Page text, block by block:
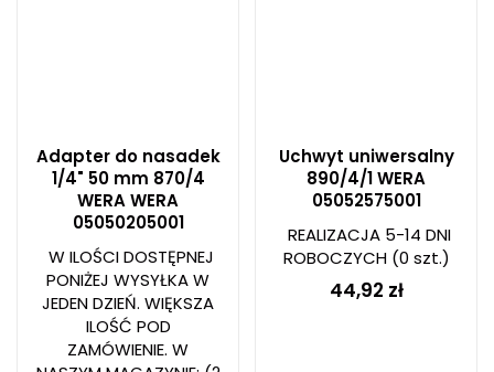
Adapter do nasadek
1/4" 50 mm 870/4
WERA WERA
05050205001
W ILOŚCI DOSTĘPNEJ
PONIŻEJ WYSYŁKA W
JEDEN DZIEŃ. WIĘKSZA
ILOŚĆ POD
ZAMÓWIENIE. W
Uchwyt uniwersalny
890/4/1 WERA
05052575001
REALIZACJA 5-14 DNI
ROBOCZYCH(0 szt.)
44,92 zł